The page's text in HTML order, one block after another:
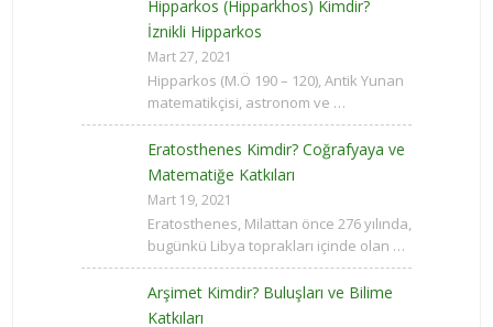
Hipparkos (Hipparkhos) Kimdir?
İznikli Hipparkos
Mart 27, 2021
Hipparkos (M.Ö 190 – 120), Antik Yunan
matematikçisi, astronom ve …
Eratosthenes Kimdir? Coğrafyaya ve
Matematiğe Katkıları
Mart 19, 2021
Eratosthenes, Milattan önce 276 yılında,
bugünkü Libya toprakları içinde olan …
Arşimet Kimdir? Buluşları ve Bilime
Katkıları